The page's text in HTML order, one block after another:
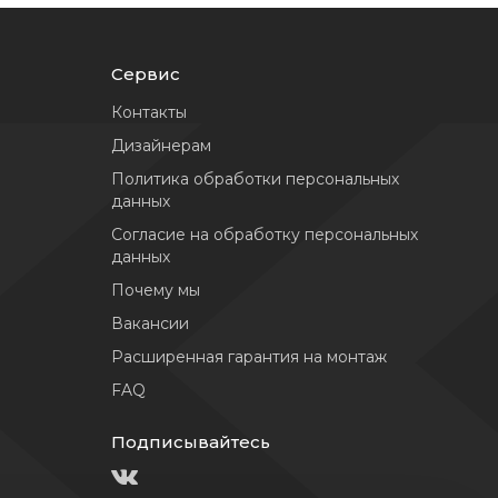
Сервис
Контакты
Дизайнерам
Политика обработки персональных
данных
Согласие на обработку персональных
данных
Почему мы
Вакансии
Расширенная гарантия на монтаж
FAQ
Подписывайтесь